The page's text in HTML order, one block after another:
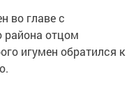
во главе с
района отцом
игумен обратился к